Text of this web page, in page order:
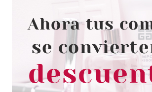
PAYOT
PAYOT TRATAMIENTO
NUTRITIVO DE MANOS 50 ML
Pvr 36.00€
-74%
desde
9.25€